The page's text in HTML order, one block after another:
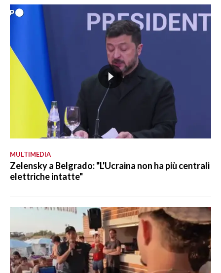
MULTIMEDIA
Zelensky a Belgrado: "L'Ucraina non ha più centrali
elettriche intatte"